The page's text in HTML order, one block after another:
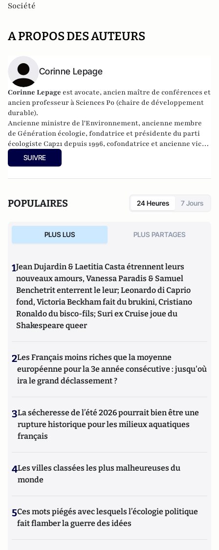
Société
A PROPOS DES AUTEURS
Corinne Lepage
Corinne Lepage est avocate, ancien maître de conférences et
ancien professeur à Sciences Po (chaire de développement
durable).
Ancienne ministre de l'Environnement, ancienne membre
de Génération écologie, fondatrice et présidente du parti
écologiste Cap21 depuis 1996, cofondatrice et ancienne vice-
présidente du Mouvement démocrate jusqu'en mars 2010,
elle est députée au Parlement européen de 2009 à 2014. En
SUIVRE
POPULAIRES 24 Heures 7 Jours
PLUS LUS PLUS PARTAGES
1Jean Dujardin & Laetitia Casta étrennent leurs
nouveaux amours, Vanessa Paradis & Samuel
Benchetrit enterrent le leur; Leonardo di Caprio
fond, Victoria Beckham fait du brukini, Cristiano
Ronaldo du bisco-fils; Suri ex Cruise joue du
Shakespeare queer
2Les Français moins riches que la moyenne
européenne pour la 3e année consécutive : jusqu'où
ira le grand déclassement ?
3La sécheresse de l’été 2026 pourrait bien être une
rupture historique pour les milieux aquatiques
français
4Les villes classées les plus malheureuses du
monde
5Ces mots piégés avec lesquels l’écologie politique
fait flamber la guerre des idées